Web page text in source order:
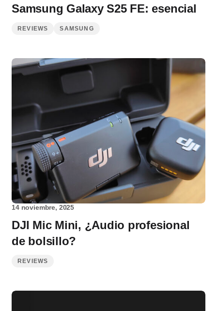
Samsung Galaxy S25 FE: esencial
REVIEWS SAMSUNG
14 noviembre, 2025
DJI Mic Mini, ¿Audio profesional
de bolsillo?
REVIEWS